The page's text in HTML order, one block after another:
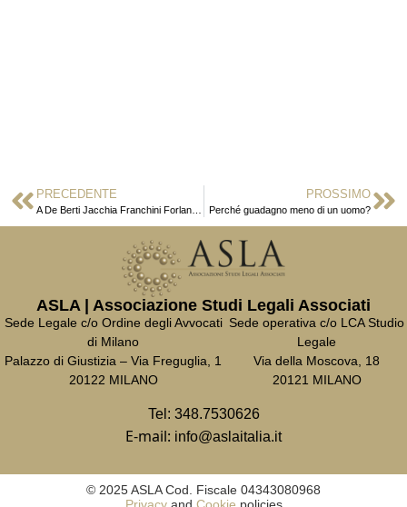
PRECEDENTE PROSSIMO
Perché guadagno meno di un uomo?
ASLA | Associazione Studi Legali Associati
Sede Legale c/o Ordine degli Avvocati
di Milano
Palazzo di Giustizia – Via Freguglia, 1
20122 MILANO
Sede operativa c/o LCA Studio
Legale
Via della Moscova, 18
20121 MILANO
Tel: 348.7530626
E-mail: info@aslaitalia.it
© 2025 ASLA Cod. Fiscale 04343080968